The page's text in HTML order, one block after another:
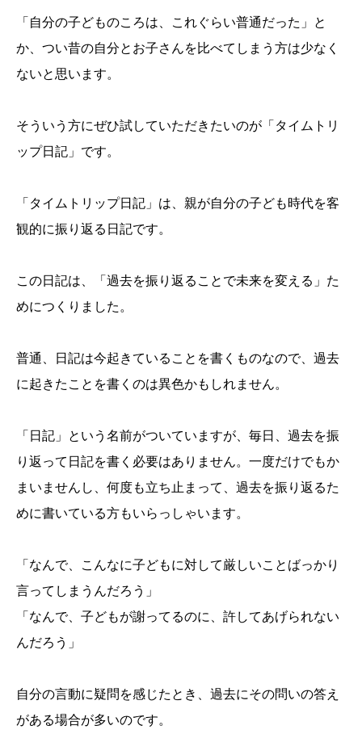
「自分の子どものころは、これぐらい普通だった」と
か、つい昔の自分とお子さんを比べてしまう方は少なく
ないと思います。
そういう方にぜひ試していただきたいのが「タイムトリ
ップ日記」です。
「タイムトリップ日記」は、親が自分の子ども時代を客
観的に振り返る日記です。
この日記は、「過去を振り返ることで未来を変える」た
めにつくりました。
普通、日記は今起きていることを書くものなので、過去
に起きたことを書くのは異色かもしれません。
「日記」という名前がついていますが、毎日、過去を振
り返って日記を書く必要はありません。一度だけでもか
まいませんし、何度も立ち止まって、過去を振り返るた
めに書いている方もいらっしゃいます。
「なんで、こんなに子どもに対して厳しいことばっかり
言ってしまうんだろう」
「なんで、子どもが謝ってるのに、許してあげられない
んだろう」
自分の言動に疑問を感じたとき、過去にその問いの答え
がある場合が多いのです。